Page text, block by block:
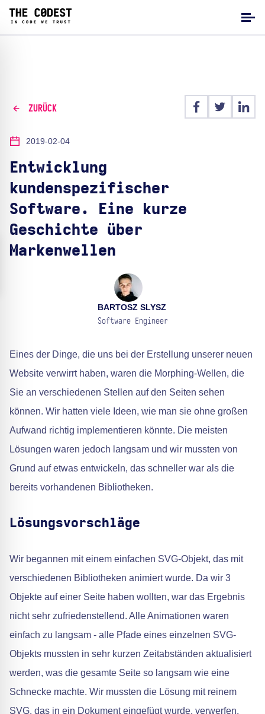
ZURÜCK
2019-02-04
Entwicklung
kundenspezifischer
Software. Eine kurze
Geschichte über
Markenwellen
BARTOSZ SLYSZ
Software Engineer
Eines der Dinge, die uns bei der Erstellung unserer neuen
Website verwirrt haben, waren die Morphing-Wellen, die
Sie an verschiedenen Stellen auf den Seiten sehen
können. Wir hatten viele Ideen, wie man sie ohne großen
Aufwand richtig implementieren könnte. Die meisten
Lösungen waren jedoch langsam und wir mussten von
Grund auf etwas entwickeln, das schneller war als die
bereits vorhandenen Bibliotheken.
Lösungsvorschläge
Wir begannen mit einem einfachen SVG-Objekt, das mit
verschiedenen Bibliotheken animiert wurde. Da wir 3
Objekte auf einer Seite haben wollten, war das Ergebnis
nicht sehr zufriedenstellend. Alle Animationen waren
einfach zu langsam - alle Pfade eines einzelnen SVG-
Objekts mussten in sehr kurzen Zeitabständen aktualisiert
werden, was die gesamte Seite so langsam wie eine
Schnecke machte. Wir mussten die Lösung mit reinem
SVG, das in ein Dokument eingefügt wurde, verwerfen.